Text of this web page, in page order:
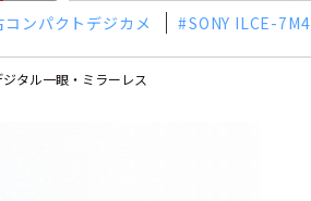
コンパクトデジカメ SONY ILCE-7M4
ジタル一眼・ミラーレス